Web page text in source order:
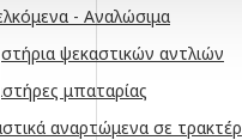
- Αναλώσιμα
ψεκαστικών αντλιών
μπαταρίας
αναρτώμενα σε τρακτέρ